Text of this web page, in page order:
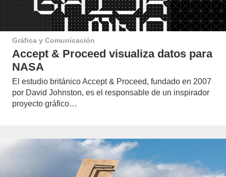
Gráfica y Comunicación
Accept & Proceed visualiza datos para
NASA
El estudio británico Accept & Proceed, fundado en 2007
por David Johnston, es el responsable de un inspirador
proyecto gráfico…